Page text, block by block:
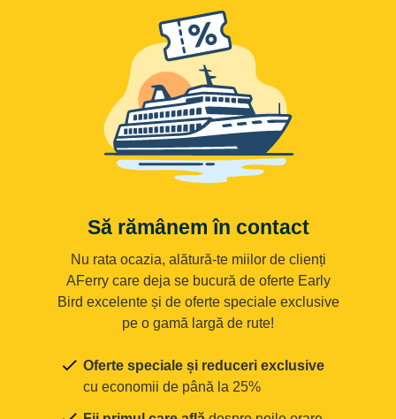
Să rămânem în contact
Nu rata ocazia, alătură-te miilor de clienți
AFerry care deja se bucură de oferte Early
Bird excelente și de oferte speciale exclusive
pe o gamă largă de rute!
Oferte speciale și reduceri exclusive
cu economii de până la 25%